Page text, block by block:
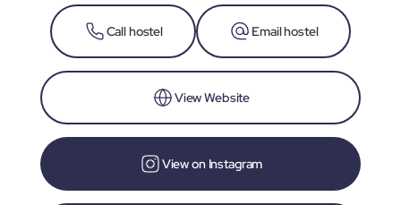
Call hostel Email hostel
View Website
View on Instagram